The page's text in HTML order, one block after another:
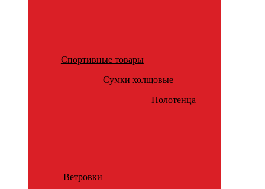
Спортивные товары
Сумки холщовые
Полотенца
Ветровки